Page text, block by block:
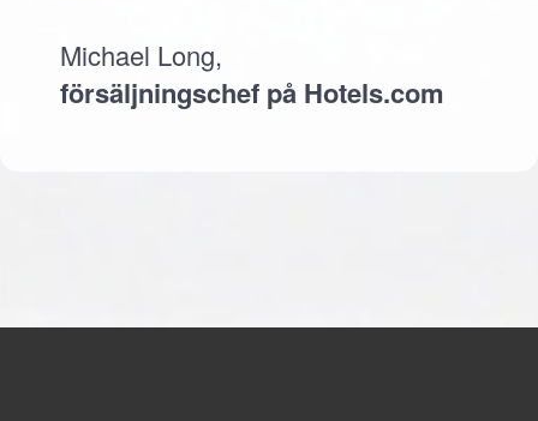
Michael Long,
försäljningschef på Hotels.com